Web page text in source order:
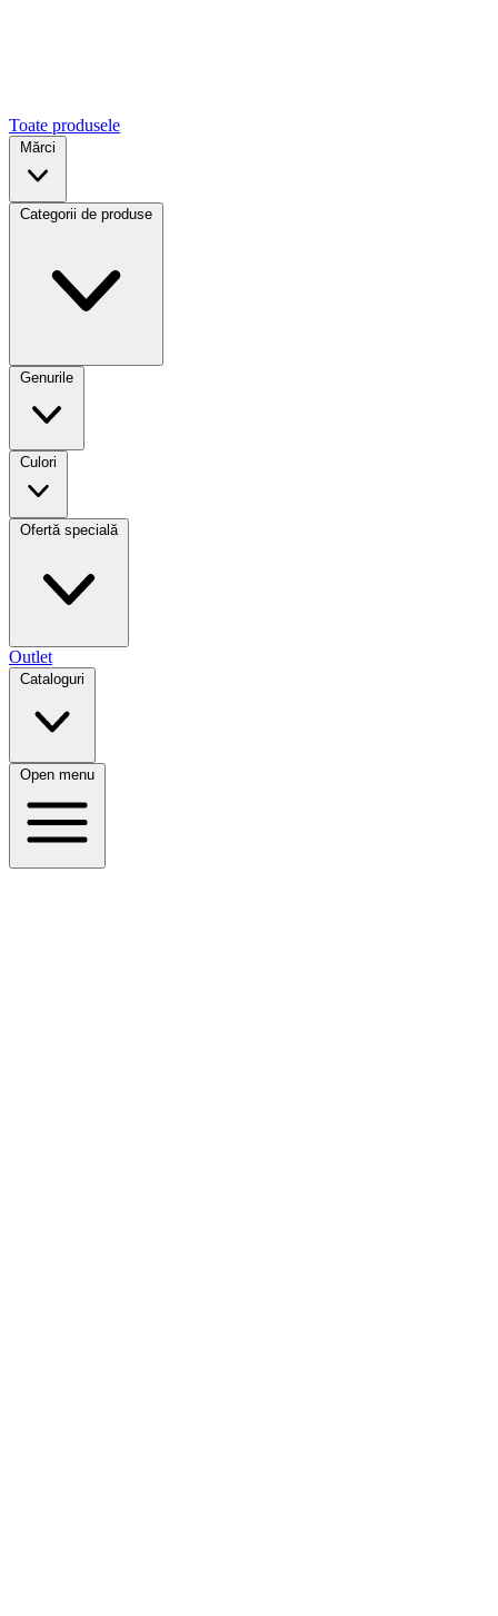
Toate produsele
Mărci
Categorii de produse
Genurile
Culori
Ofertă specială
Outlet
Cataloguri
Open menu